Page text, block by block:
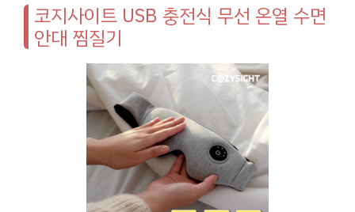
코지사이트 USB 충전식 무선 온열 수면
안대 찜질기